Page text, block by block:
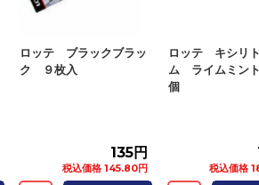
ロッテ ブラックブラッ
ク ９枚入
135円
税込価格 145.80円
ロッテ キシリ
ム ライムミン
個
税込価格